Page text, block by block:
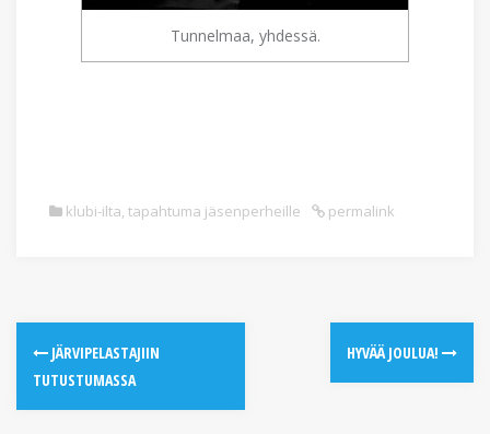
Tunnelmaa, yhdessä.
klubi-ilta, tapahtuma jäsenperheille permalink
JÄRVIPELASTAJIIN
TUTUSTUMASSA
HYVÄÄ JOULUA!